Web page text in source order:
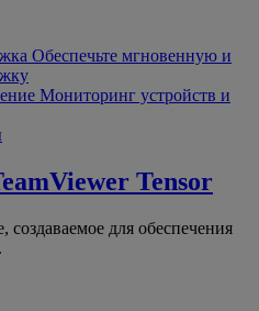
Обеспечьте мгновенную и
Мониторинг устройств и
Tensor
для обеспечения